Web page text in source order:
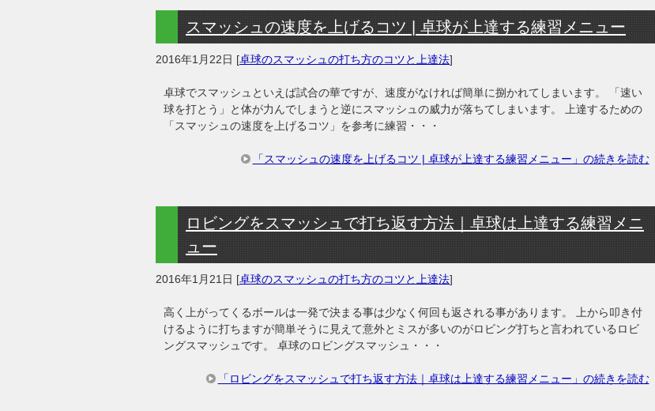
スマッシュの速度を上げるコツ | 卓球が上達する練習メニュー
2016年1月22日 [卓球のスマッシュの打ち方のコツと上達法]
卓球でスマッシュといえば試合の華ですが、速度がなければ簡単に捌かれてしまいます。 「速い
球を打とう」と体が力んでしまうと逆にスマッシュの威力が落ちてしまいます。 上達するための
「スマッシュの速度を上げるコツ」を参考に練習・・・
「スマッシュの速度を上げるコツ | 卓球が上達する練習メニュー」の続きを読む
ロビングをスマッシュで打ち返す方法｜卓球は上達する練習メニ
ュー
2016年1月21日 [卓球のスマッシュの打ち方のコツと上達法]
高く上がってくるボールは一発で決まる事は少なく何回も返される事があります。 上から叩き付
けるように打ちますが簡単そうに見えて意外とミスが多いのがロビング打ちと言われているロビ
ングスマッシュです。 卓球のロビングスマッシュ・・・
「ロビングをスマッシュで打ち返す方法｜卓球は上達する練習メニュー」の続きを読む